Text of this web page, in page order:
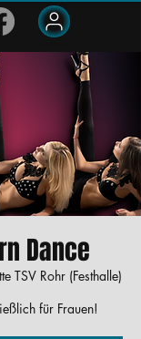
Dance
TSV Rohr (Festhalle)
für Frauen!